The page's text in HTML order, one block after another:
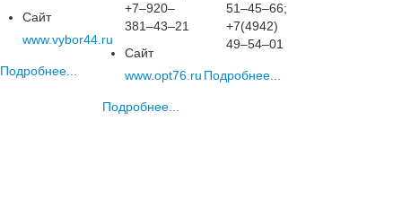
Сайт
www.vybor44.ru
Подробнее...
+7‒920‒
381‒43‒21
Сайт
www.opt76.ru
Подробнее...
51‒45‒66;
+7(4942)
49‒54‒01
Подробнее...